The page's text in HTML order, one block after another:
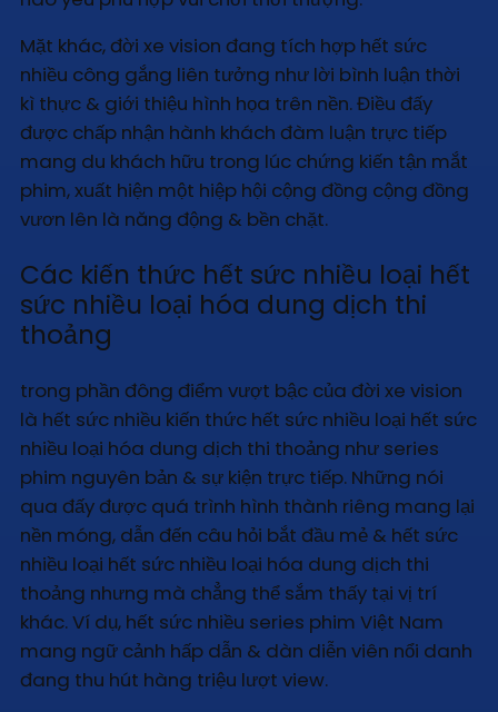
Mặt khác, đời xe vision đang tích hợp hết sức
nhiều công gắng liên tưởng như lời bình luận thời
kì thực & giới thiệu hình họa trên nền. Điều đấy
được chấp nhận hành khách đàm luận trực tiếp
mang du khách hữu trong lúc chứng kiến tận mắt
phim, xuất hiện một hiệp hội cộng đồng cộng đồng
vươn lên là năng động & bền chặt.
Các kiến thức hết sức nhiều loại hết
sức nhiều loại hóa dung dịch thi
thoảng
trong phần đông điểm vượt bậc của đời xe vision
là hết sức nhiều kiến thức hết sức nhiều loại hết sức
nhiều loại hóa dung dịch thi thoảng như series
phim nguyên bản & sự kiện trực tiếp. Những nói
qua đấy được quá trình hình thành riêng mang lại
nền móng, dẫn đến câu hỏi bắt đầu mẻ & hết sức
nhiều loại hết sức nhiều loại hóa dung dịch thi
thoảng nhưng mà chẳng thể sắm thấy tại vị trí
khác. Ví dụ, hết sức nhiều series phim Việt Nam
mang ngữ cảnh hấp dẫn & dàn diễn viên nổi danh
đang thu hút hàng triệu lượt view.